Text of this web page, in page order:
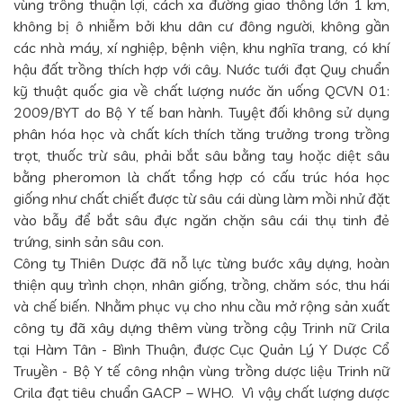
vùng trồng thuận lợi, cách xa đường giao thông lớn 1 km,
không bị ô nhiễm bởi khu dân cư đông người, không gần
các nhà máy, xí nghiệp, bệnh viện, khu nghĩa trang, có khí
hậu đất trồng thích hợp với cây. Nước tưới đạt Quy chuẩn
kỹ thuật quốc gia về chất lượng nước ăn uống QCVN 01:
2009/BYT do Bộ Y tế ban hành. Tuyệt đối không sử dụng
phân hóa học và chất kích thích tăng trưởng trong trồng
trọt, thuốc trừ sâu, phải bắt sâu bằng tay hoặc diệt sâu
bằng pheromon là chất tổng hợp có cấu trúc hóa học
giống như chất chiết được từ sâu cái dùng làm mồi nhử đặt
vào bẫy để bắt sâu đực ngăn chặn sâu cái thụ tinh đẻ
trứng, sinh sản sâu con.
Công ty Thiên Dược đã nỗ lực từng bước xây dựng, hoàn
thiện quy trình chọn, nhân giống, trồng, chăm sóc, thu hái
và chế biến. Nhằm phục vụ cho nhu cầu mở rộng sản xuất
công ty đã xây dựng thêm vùng trồng cậy Trinh nữ Crila
tại Hàm Tân - Bình Thuận, được Cục Quản Lý Y Dược Cổ
Truyền - Bộ Y tế công nhận vùng trồng dược liệu Trinh nữ
Crila đạt tiêu chuẩn GACP – WHO. Vì vậy chất lượng dược